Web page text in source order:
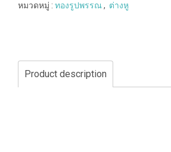
หมวดหมู่ : ทองรูปพรรณ, ต่างหู
Product description